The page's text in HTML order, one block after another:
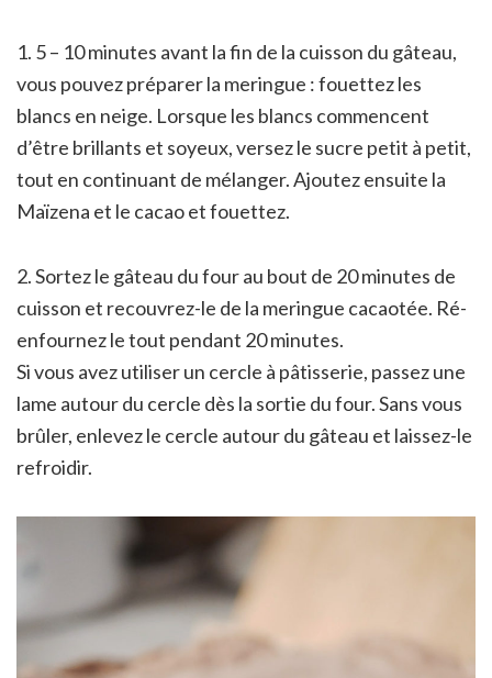
1. 5 – 10 minutes avant la fin de la cuisson du gâteau,
vous pouvez préparer la meringue : fouettez les
blancs en neige. Lorsque les blancs commencent
d’être brillants et soyeux, versez le sucre petit à petit,
tout en continuant de mélanger. Ajoutez ensuite la
Maïzena et le cacao et fouettez.
2. Sortez le gâteau du four au bout de 20 minutes de
cuisson et recouvrez-le de la meringue cacaotée. Ré-
enfournez le tout pendant 20 minutes.
Si vous avez utiliser un cercle à pâtisserie, passez une
lame autour du cercle dès la sortie du four. Sans vous
brûler, enlevez le cercle autour du gâteau et laissez-le
refroidir.